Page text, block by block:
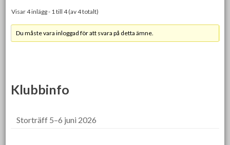
Visar 4 inlägg - 1 till 4 (av 4 totalt)
Du måste vara inloggad för att svara på detta ämne.
Klubbinfo
Storträff 5–6 juni 2026